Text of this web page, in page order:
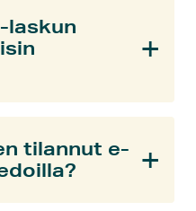
laskun
tilannut e-